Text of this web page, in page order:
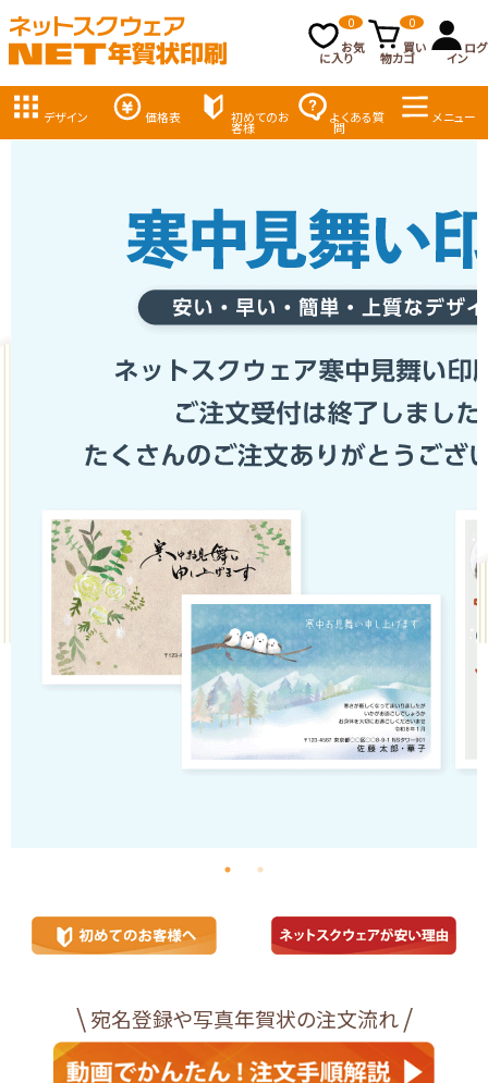
お気
に入り
0
買い
物カゴ
0
ログ
イン
デザイン 価格表 初めてのお
客様
よくある質
問
メニュー
\ 宛名登録や写真年賀状の注文流れ/